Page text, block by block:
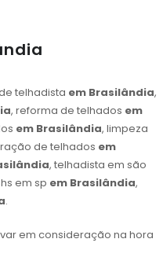
telhadista em Brasilândia,
, reforma de telhados em
em Brasilândia, limpeza
de telhados em
, telhadista em são
em sp em Brasilândia,
.
em consideração na hora